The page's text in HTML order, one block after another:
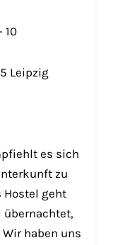
10
Leipzig
es sich
zu
Hostel geht
übernachtet,
haben uns